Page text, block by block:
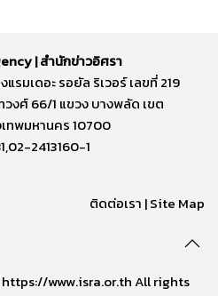
| สำนักข่าวอิศรา
แรมเดอะ รอยัล ริเวอร์ เลขที่ 219
งศ์ 66/1 แขวง บางพลัด เขต
ทพมหานคร 10700
2413160-1
ติดต่อเรา |Site Map
www.isra.or.th All rights